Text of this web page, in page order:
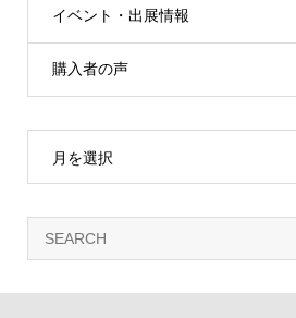
イベント・出展情報
購入者の声
月を選択